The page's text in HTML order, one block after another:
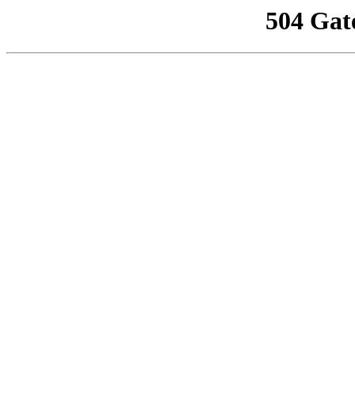
504